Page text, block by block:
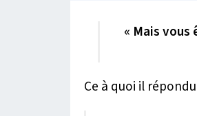
« Mais
Ce à quoi il